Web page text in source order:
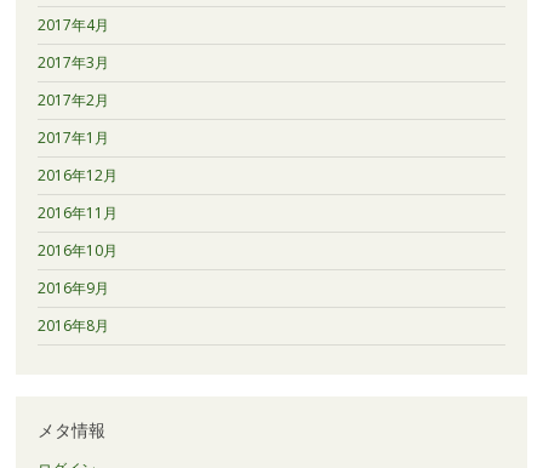
2017年4月
2017年3月
2017年2月
2017年1月
2016年12月
2016年11月
2016年10月
2016年9月
2016年8月
メタ情報